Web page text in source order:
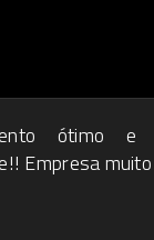
ótimo e
Empresa